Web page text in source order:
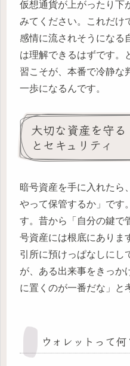
仮想通貨が上がったり下
みてください。これだけ
感情に流されそうになる
は理解できるはずです。
習こそが、本番で冷静な
一歩になるんです。
大切な資産を守
とセキュリティ
暗号資産を手に入れたら
やって保管するか」です
す。昔から「自分の鍵で
号資産には根底にありま
引所に預けっぱなしにし
が、ある出来事をきっか
に置くのが一番だな」と
ウォレットって何